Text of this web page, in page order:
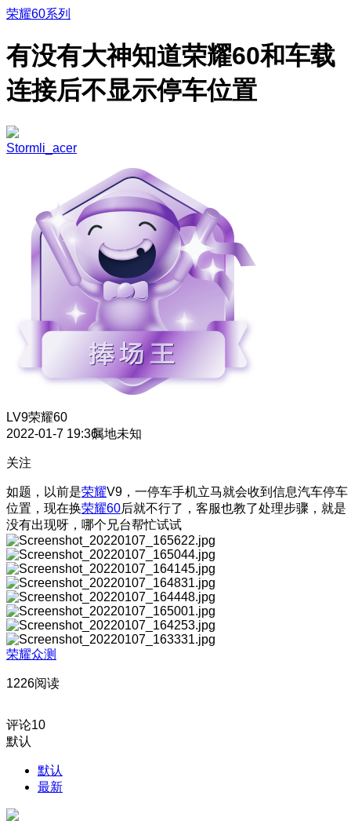
荣耀60系列
有没有大神知道荣耀60和车载
连接后不显示停车位置
Stormli_acer
LV9荣耀60
2022-01-7 19:36属地未知
关注
如题，以前是荣耀V9，一停车手机立马就会收到信息汽车停车
位置，现在换荣耀60后就不行了，客服也教了处理步骤，就是
没有出现呀，哪个兄台帮忙试试
荣耀众测
1226阅读
评论10
默认
默认
最新